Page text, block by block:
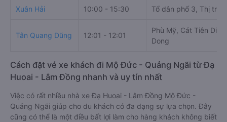
Xuân Hải 10:00 - 15:30 Tổ dân phố 3, Thị trấn
Tân Quang Dũng 12:01 - 12:01
Phù Mỹ, Cát Tiên
Dong
Cách đặt vé xe khách đi Mộ Đức - Quảng Ngãi từ Đạ
Huoai - Lâm Đồng nhanh và uy tín nhất
Việc có rất nhiều nhà xe Đạ Huoai - Lâm Đồng Mộ Đức -
Quảng Ngãi giúp cho du khách có đa dạng sự lựa chọn. Đây
cũng có thể là một điều bất lợi làm cho hàng khách không biết